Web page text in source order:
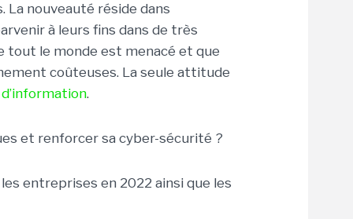
nouveauté réside dans
à leurs fins dans de très
tout le monde est menacé et que
coûteuses. La seule attitude
.
et renforcer sa cyber-sécurité ?
entreprises en 2022 ainsi que les